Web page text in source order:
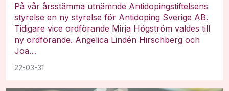
22-03-31
På vår årsstämma utnämnde Antidopingstiftelsens
styrelse en ny styrelse för Antidoping Sverige AB.
Tidigare vice ordförande Mirja Högström valdes till
ny ordförande. Angelica Lindén Hirschberg och
Joa…